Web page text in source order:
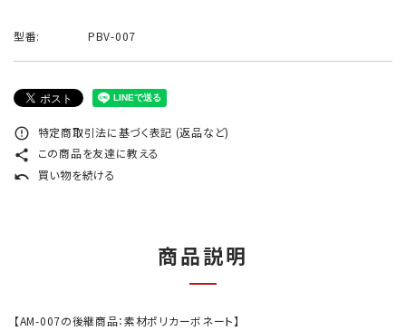
型番: PBV-007
error_outline 特定商取引法に基づく表記 (返品など)
share この商品を友達に教える
undo 買い物を続ける
商品説明
【AM-007の後継商品：素材ポリカーボネート】